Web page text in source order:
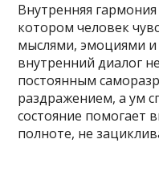
Внутренняя
котором человек
мыслями, эмоциями и
внутренний диалог
постоянным
раздражением, а ум
состояние помогает
полноте, не